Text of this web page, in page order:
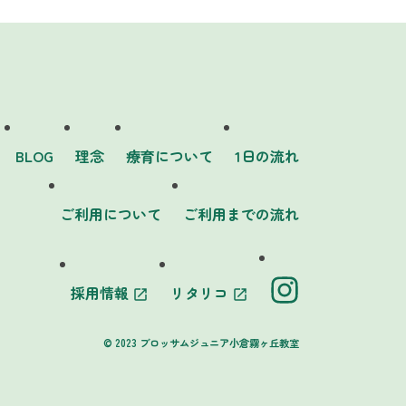
BLOG 理念 療育について 1日の流れ
ご利用について ご利用までの流れ
採用情報 launch リタリコ launch
© 2023 ブロッサムジュニア小倉霧ヶ丘教室